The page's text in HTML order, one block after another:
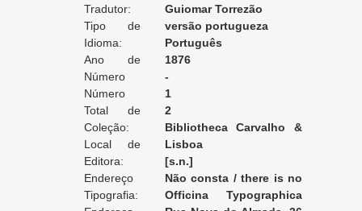
Tradutor:
Guiomar Torrezão
Tipo de
Tradução:
versão portugueza
Idioma:
Português
Ano de
Edição:
1876
Número
da Edição:
-
Número
do Volume:
1
Total de
Volumes:
2
Coleção:
Bibliotheca Carvalho &
C. romances
Local de
Edição:
Lisboa
Editora:
[s.n.]
Endereço
da Editora:
Não consta / there is no
record / non enregistré
Tipografia:
Officina Typographica